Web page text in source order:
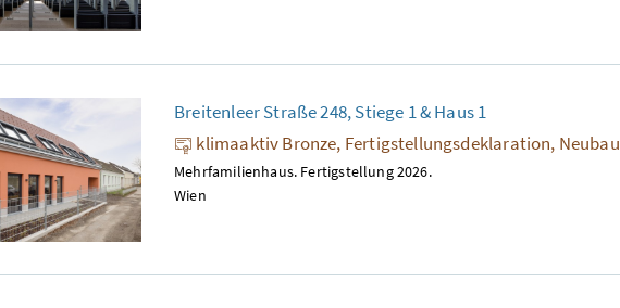
Breitenleer Straße 248, Stiege 1 & Haus 1
klimaaktiv Bronze, Fertigstellungsdeklaration, Neubau
Mehrfamilienhaus. Fertigstellung 2026.
Wien